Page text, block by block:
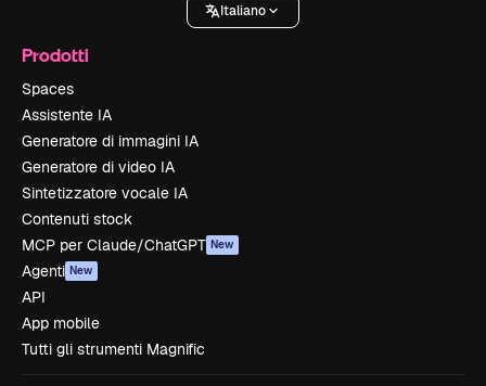
Italiano
Prodotti
Spaces
Assistente IA
Generatore di immagini IA
Generatore di video IA
Sintetizzatore vocale IA
Contenuti stock
MCP per Claude/ChatGPT New
Agenti New
API
App mobile
Tutti gli strumenti Magnific